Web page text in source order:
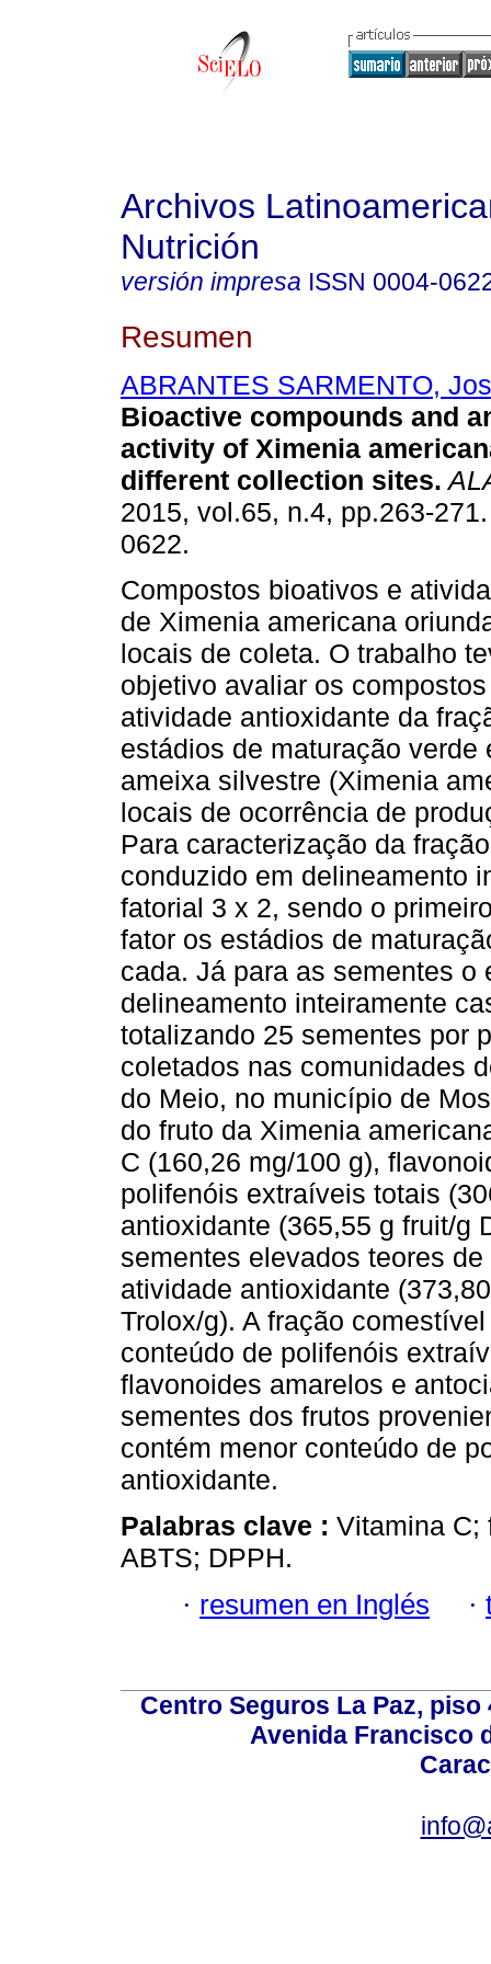
Archivos
Nutrición
versión impresa ISSN 0004-
Resumen
ABRANTES SARMENTO,
Bioactive compounds and
activity of Ximenia
different collection sites.
2015, vol.65, n.4, pp.263-
0622.
Compostos bioativos e
de Ximenia americana
locais de coleta. O trabalho
objetivo avaliar os
atividade antioxidante da
estádios de maturação
ameixa silvestre (Ximenia
locais de ocorrência de
Para caracterização da
conduzido em delineamento
fatorial 3 x 2, sendo o
fator os estádios de
cada. Já para as sementes
delineamento inteiramente
totalizando 25 sementes por
coletados nas comunidades
do Meio, no município de
do fruto da Ximenia
C (160,26 mg/100 g),
polifenóis extraíveis totais
antioxidante (365,55 g fruit/g
sementes elevados teores
atividade antioxidante
Trolox/g). A fração
conteúdo de polifenóis
flavonoides amarelos e
sementes dos frutos
contém menor conteúdo de
antioxidante.
Palabras clave : Vitamina C;
ABTS; DPPH.
· resumen en Inglés ·
Centro Seguros La Paz,
Avenida Francisco